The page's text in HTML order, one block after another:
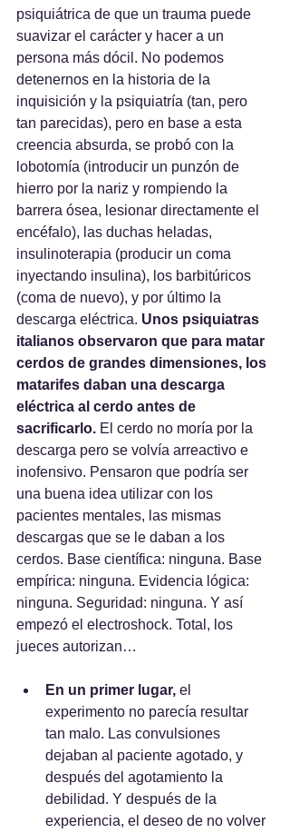
psiquiátrica de que un trauma puede
suavizar el carácter y hacer a un
persona más dócil. No podemos
detenernos en la historia de la
inquisición y la psiquiatría (tan, pero
tan parecidas), pero en base a esta
creencia absurda, se probó con la
lobotomía (introducir un punzón de
hierro por la nariz y rompiendo la
barrera ósea, lesionar directamente el
encéfalo), las duchas heladas,
insulinoterapia (producir un coma
inyectando insulina), los barbitúricos
(coma de nuevo), y por último la
descarga eléctrica. Unos psiquiatras
italianos observaron que para matar
cerdos de grandes dimensiones, los
matarifes daban una descarga
eléctrica al cerdo antes de
sacrificarlo. El cerdo no moría por la
descarga pero se volvía arreactivo e
inofensivo. Pensaron que podría ser
una buena idea utilizar con los
pacientes mentales, las mismas
descargas que se le daban a los
cerdos. Base científica: ninguna. Base
empírica: ninguna. Evidencia lógica:
ninguna. Seguridad: ninguna. Y así
empezó el electroshock. Total, los
jueces autorizan…
En un primer lugar, el
experimento no parecía resultar
tan malo. Las convulsiones
dejaban al paciente agotado, y
después del agotamiento la
debilidad. Y después de la
experiencia, el deseo de no volver